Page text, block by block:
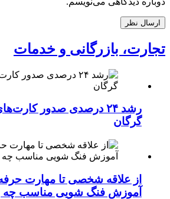
تجارت، بازرگانی و خدمات
رشد ۲۴ درصدی صدور
گرگان
از علاقه شخصی تا مهارت
آموزش فنگ شویی مناسب چه